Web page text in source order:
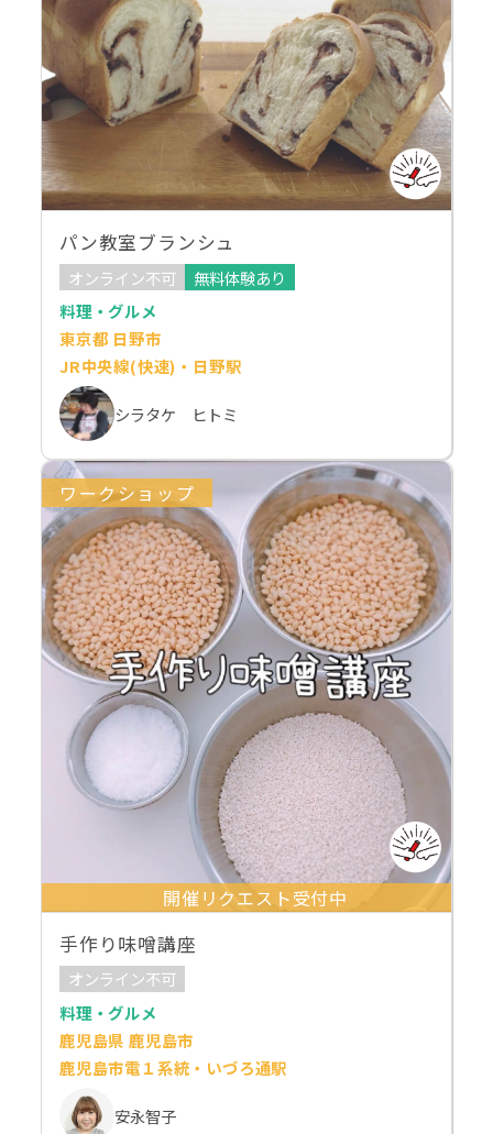
パン教室ブランシュ
オンライン不可
無料体験あり
料理・グルメ
東京都 日野市
JR中央線(快速)・日野駅
シラタケ ヒトミ
ワークショップ
開催リクエスト受付中
手作り味噌講座
オンライン不可
料理・グルメ
鹿児島県 鹿児島市
鹿児島市電１系統・いづろ通駅
安永智子